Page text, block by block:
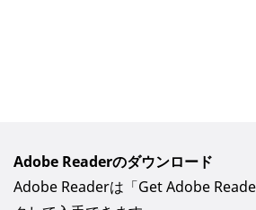
Adobe Readerのダウンロード
Adobe Readerは「Get Adobe